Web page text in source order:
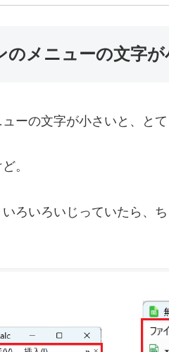
のメニューの文字が
ーの文字が小さいと、とて
。
ろいろいじっていたら、